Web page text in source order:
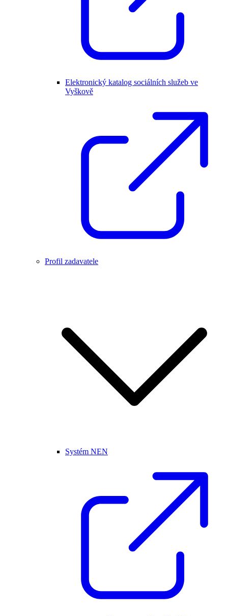
Elektronický katalog sociálních služeb ve
Vyškově
Profil zadavatele
Systém NEN